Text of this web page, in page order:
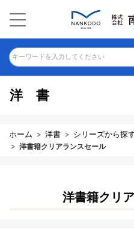
キーワードを入力してください
洋書
ホーム 洋書 シリーズから探
洋書籍クリアランスセール
洋書籍クリ